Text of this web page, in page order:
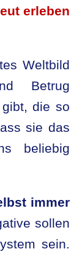
erleben
Weltbild
Betrug
die so
sie das
beliebig
immer
sollen
sein.